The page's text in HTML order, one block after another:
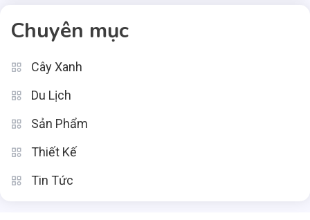
Chuyên mục
Cây Xanh
Du Lịch
Sản Phẩm
Thiết Kế
Tin Tức